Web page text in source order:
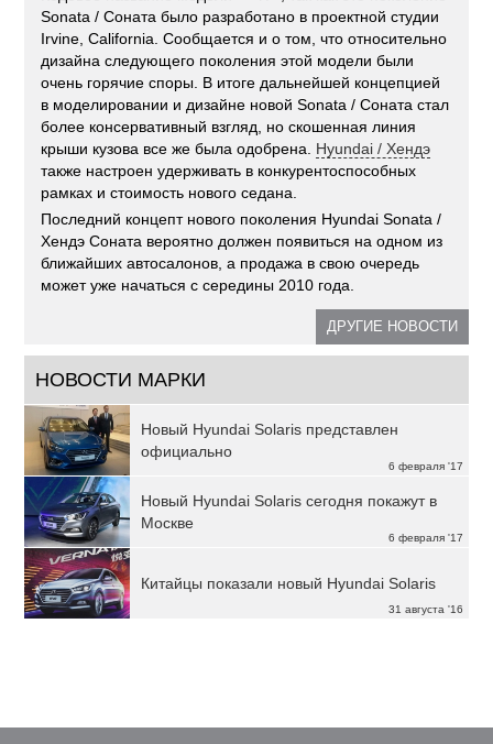
Sonata / Соната было разработано в проектной студии
Irvine, California. Сообщается и о том, что относительно
дизайна следующего поколения этой модели были
очень горячие споры. В итоге дальнейшей концепцией
в моделировании и дизайне новой Sonata / Соната стал
более консервативный взгляд, но скошенная линия
крыши кузова все же была одобрена. Hyundai / Хендэ
также настроен удерживать в конкурентоспособных
рамках и стоимость нового седана.
Последний концепт нового поколения Hyundai Sonata /
Хендэ Соната вероятно должен появиться на одном из
ближайших автосалонов, а продажа в свою очередь
может уже начаться с середины 2010 года.
ДРУГИЕ НОВОСТИ
НОВОСТИ МАРКИ
6 февраля '17
Новый Hyundai Solaris представлен
официально
6 февраля '17
Новый Hyundai Solaris сегодня покажут в
Москве
31 августа '16
Китайцы показали новый Hyundai Solaris